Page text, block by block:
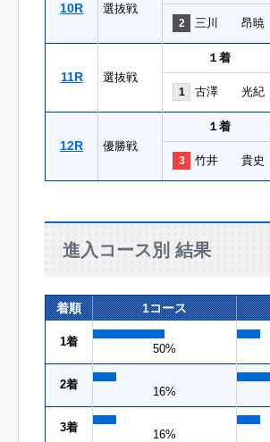
10R 選抜戦
2 三川 昂暁
11R 選抜戦
１着
1 古澤 光紀
12R 優勝戦
１着
3 竹井 貴史
進入コース別 結果
着順 1コース
1着
50%
2着
16%
3着
16%